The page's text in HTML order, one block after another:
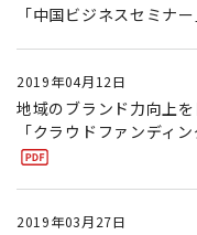
「中国ビジネスセミナ
2019年04月12日
地域のブランド力向上
「クラウドファンディ
2019年03月27日